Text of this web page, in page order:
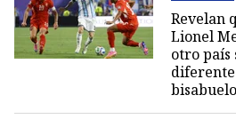
Revelan
Lionel
otro país